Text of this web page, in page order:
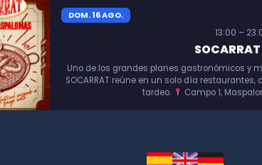
DOM. 16 AGO.
13:00 –
SOCARRAT
Uno de los grandes planes gastronómicos y
SOCARRAT reúne en un solo día
tardeo.
Campo 1,